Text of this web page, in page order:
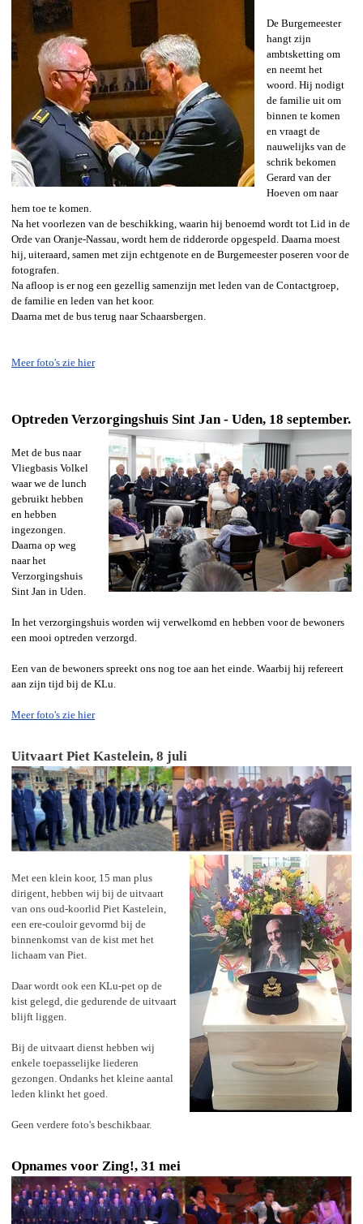
De Burgemeester
hangt zijn
ambtsketting om
en neemt het
woord. Hij nodigt
de familie uit om
binnen te komen
en vraagt de
nauwelijks van de
schrik bekomen
Gerard van der
Hoeven om naar
hem toe te komen.
Na het voorlezen van de beschikking, waarin hij benoemd wordt tot Lid in de
Orde van Oranje-Nassau, wordt hem de ridderorde opgespeld. Daarna moest
hij, uiteraard, samen met zijn echtgenote en de Burgemeester poseren voor de
fotografen.
Na afloop is er nog een gezellig samenzijn met leden van de Contactgroep,
de familie en leden van het koor.
Daarna met de bus terug naar Schaarsbergen.
Meer foto's zie hier
Optreden Verzorgingshuis Sint Jan - Uden, 18 september.
Met de bus naar
Vliegbasis Volkel
waar we de lunch
gebruikt hebben
en hebben
ingezongen.
Daarna op weg
naar het
Verzorgingshuis
Sint Jan in Uden.
In het verzorgingshuis worden wij verwelkomd en hebben voor de bewoners
een mooi optreden verzorgd.
Een van de bewoners spreekt ons nog toe aan het einde. Waarbij hij refereert
aan zijn tijd bij de KLu.
Meer foto's zie hier
Uitvaart Piet Kastelein, 8 juli
Met een klein koor, 15 man plus
dirigent, hebben wij bij de uitvaart
van ons oud-koorlid Piet Kastelein,
een ere-couloir gevormd bij de
binnenkomst van de kist met het
lichaam van Piet.
Daar wordt ook een KLu-pet op de
kist gelegd, die gedurende de uitvaart
blijft liggen.
Bij de uitvaart dienst hebben wij
enkele toepasselijke liederen
gezongen. Ondanks het kleine aantal
leden klinkt het goed.
Geen verdere foto's beschikbaar.
Opnames voor Zing!, 31 mei